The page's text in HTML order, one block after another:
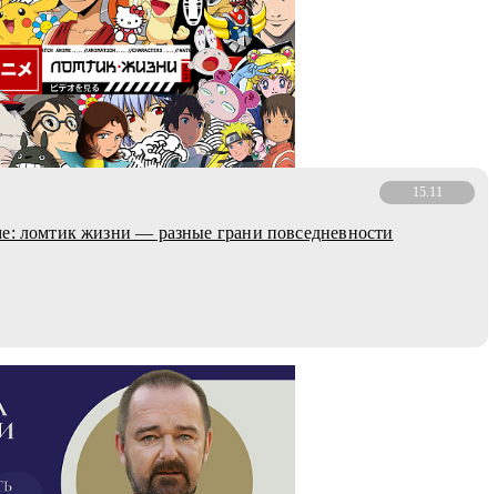
15.11
ломтик жизни — разные грани повседневности